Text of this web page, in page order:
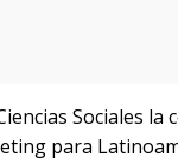
Sociales
para